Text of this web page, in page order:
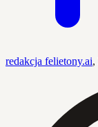
redakcja felietony.ai,